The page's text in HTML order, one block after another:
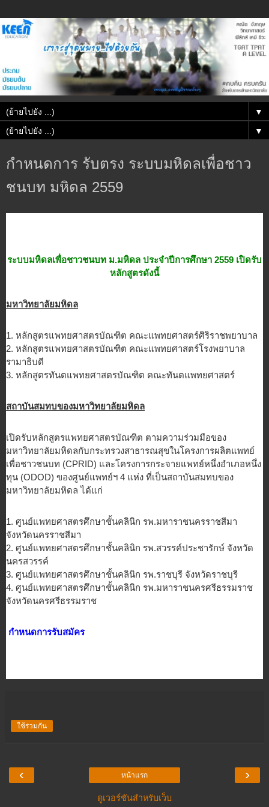
▼
▼
กำหนดการ รับตรง ระบบมหิดลเพื่อชาว
ชนบท มหิดล 2559
ระบบมหิดลเพื่อชาวชนบท ม.มหิดล ประจำปีการศึกษา 2559 เปิดรับ
หลักสูตรดังนี้
มหาวิทยาลัยมหิดล
1. หลักสูตรแพทยศาสตรบัณฑิต คณะแพทยศาสตร์ศิริราชพยาบาล
2. หลักสูตรแพทยศาสตรบัณฑิต คณะแพทยศาสตร์โรงพยาบาล
รามาธิบดี
3. หลักสูตรทันตแพทยศาสตรบัณฑิต คณะทันตแพทยศาสตร์
สถาบันสมทบของมหาวิทยาลัยมหิดล
เปิดรับหลักสูตรแพทยศาสตรบัณฑิต ตามความร่วมมือของ
มหาวิทยาลัยมหิดลกับกระทรวงสาธารณสุขในโครงการผลิตแพทย์
เพื่อชาวชนบท (CPRID) และโครงการกระจายแพทย์หนึ่งอำเภอหนึ่ง
ทุน (ODOD) ของศูนย์แพทย์ฯ 4 แห่ง ที่เป็นสถาบันสมทบของ
มหาวิทยาลัยมหิดล ได้แก่
1. ศูนย์แพทยศาสตรศึกษาชั้นคลินิก รพ.มหาราชนครราชสีมา
จังหวัดนครราชสีมา
2. ศูนย์แพทยศาสตรศึกษาชั้นคลินิก รพ.สวรรค์ประชารักษ์ จังหวัด
นครสวรรค์
3. ศูนย์แพทยศาสตรศึกษาชั้นคลินิก รพ.ราชบุรี จังหวัดราชบุรี
4. ศูนย์แพทยศาสตรศึกษาชั้นคลินิก รพ.มหาราชนครศรีธรรมราช
จังหวัดนครศรีธรรมราช
กำหนดการรับสมัคร
ใช้ร่วมกัน
‹ ›
หน้าแรก
ดูเวอร์ชันสำหรับเว็บ